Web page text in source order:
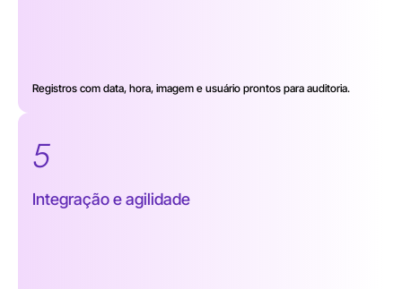
Registros com data, hora, imagem e usuário prontos para auditoria.
5
Integração e agilidade